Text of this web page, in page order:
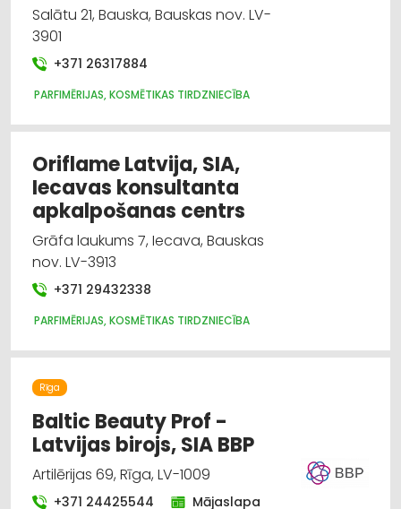
Salātu 21, Bauska, Bauskas nov. LV-
3901
+371 26317884
PARFIMĒRIJAS, KOSMĒTIKAS TIRDZNIECĪBA
Oriflame Latvija, SIA,
Iecavas konsultanta
apkalpošanas centrs
Grāfa laukums 7, Iecava, Bauskas
nov. LV-3913
+371 29432338
PARFIMĒRIJAS, KOSMĒTIKAS TIRDZNIECĪBA
Rīga
Baltic Beauty Prof -
Latvijas birojs, SIA BBP
Artilērijas 69, Rīga, LV-1009
+371 24425544 Mājaslapa